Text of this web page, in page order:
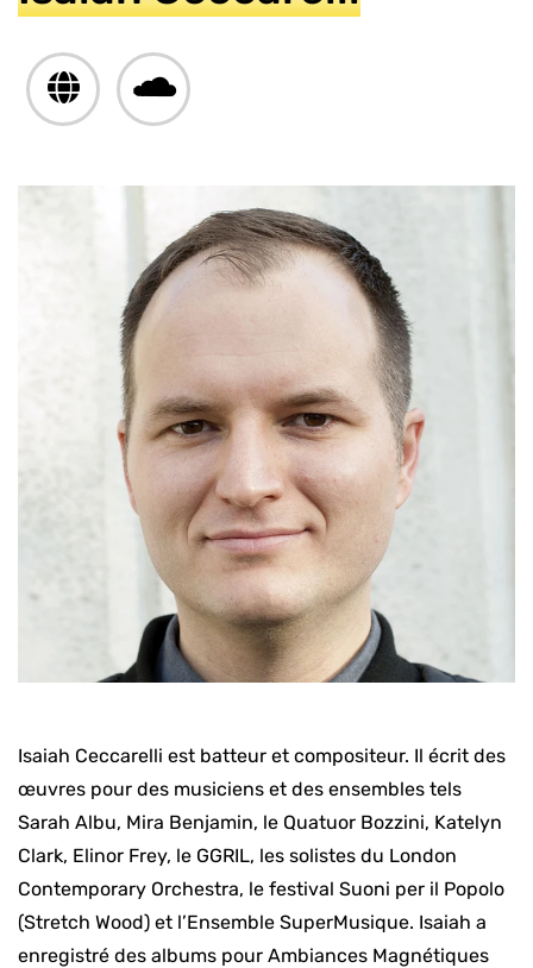
Isaiah Ceccarelli est batteur et compositeur. Il écrit des
œuvres pour des musiciens et des ensembles tels
Sarah Albu, Mira Benjamin, le Quatuor Bozzini, Katelyn
Clark, Elinor Frey, le GGRIL, les solistes du London
Contemporary Orchestra, le festival Suoni per il Popolo
(Stretch Wood) et l’Ensemble SuperMusique. Isaiah a
enregistré des albums pour Ambiances Magnétiques